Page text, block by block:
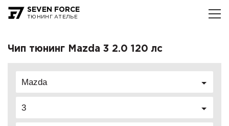
SEVEN FORCE
ТЮНИНГ АТЕЛЬЕ
Чип тюнинг Mazda 3 2.0 120 лс
Mazda
3